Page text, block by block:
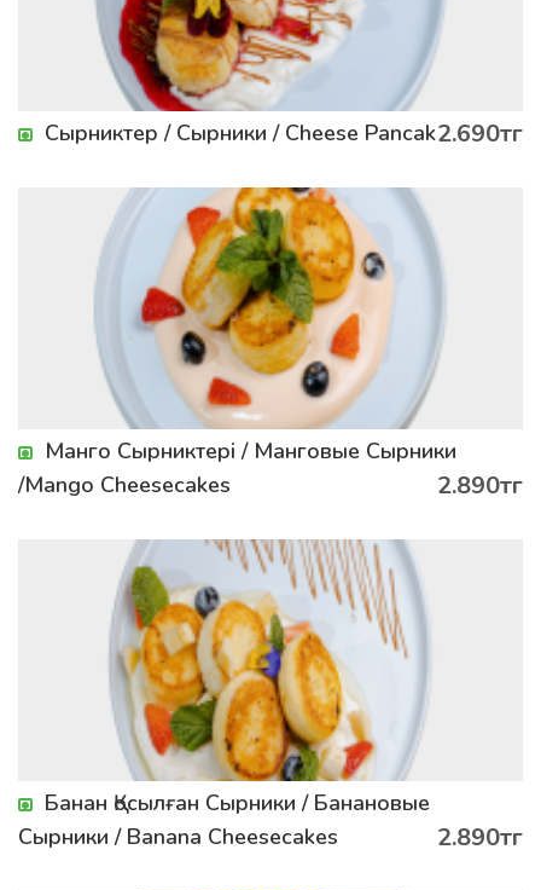
Сырниктер / Сырники / Сheese Pancakes2.690тг
Манго Сырниктері / Манговые Сырники
/Mango Cheesecakes
2.890тг
Банан Қосылған Сырники / Банановые
Сырники / Banana Cheesecakes
2.890тг